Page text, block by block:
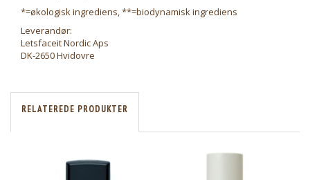
*=økologisk ingrediens, **=biodynamisk ingrediens
Leverandør:
Letsfaceit Nordic Aps
DK-2650 Hvidovre
RELATEREDE PRODUKTER